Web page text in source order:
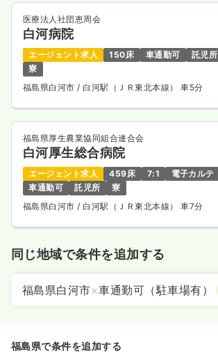
医療法人社団恵周会
白河病院
エージェント求人 150床 車通勤可
託児所
寮
福島県白河市 / 白河駅（ＪＲ東北本線） 車5分
福島県厚生農業協同組合連合会
白河厚生総合病院
エージェント求人 459床 7:1
電子カルテ
車通勤可
託児所
寮
福島県白河市 / 白河駅（ＪＲ東北本線） 車7分
同じ地域で条件を追加する
福島県白河市×車通勤可（駐車場有）
福島県で条件を追加する